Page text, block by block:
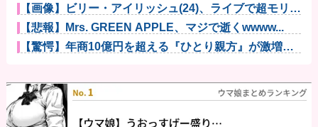
【画像】ビリー・アイリッシュ(24)、ライブで超モリマ
ンスジ...
【悲報】Mrs. GREEN APPLE、マジで逝くwwww...
【驚愕】年商10億円を超える『ひとり親方』が激増